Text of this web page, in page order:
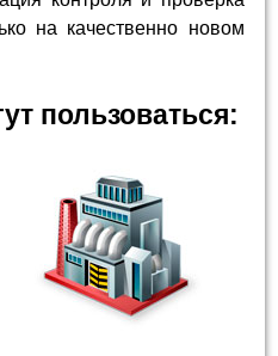
на качественно новом
пользоваться: